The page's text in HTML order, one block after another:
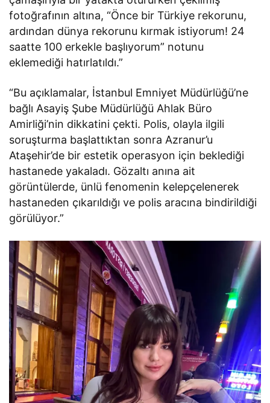
fotoğrafının altına, “Önce bir Türkiye rekorunu,
ardından dünya rekorunu kırmak istiyorum! 24
saatte 100 erkekle başlıyorum” notunu
eklemediği hatırlatıldı.”
“Bu açıklamalar, İstanbul Emniyet Müdürlüğü’ne
bağlı Asayiş Şube Müdürlüğü Ahlak Büro
Amirliği’nin dikkatini çekti. Polis, olayla ilgili
soruşturma başlattıktan sonra Azranur’u
Ataşehir’de bir estetik operasyon için beklediği
hastanede yakaladı. Gözaltı anına ait
görüntülerde, ünlü fenomenin kelepçelenerek
hastaneden çıkarıldığı ve polis aracına bindirildiği
görülüyor.”